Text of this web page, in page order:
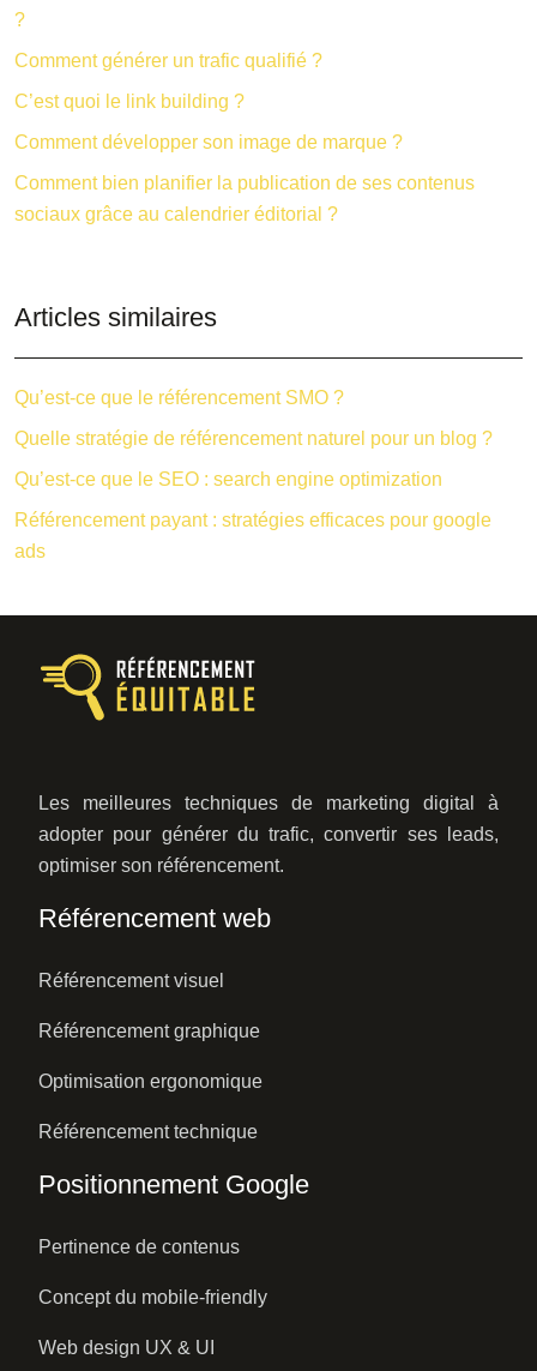
?
Comment générer un trafic qualifié ?
C’est quoi le link building ?
Comment développer son image de marque ?
Comment bien planifier la publication de ses contenus
sociaux grâce au calendrier éditorial ?
Articles similaires
Qu’est-ce que le référencement SMO ?
Quelle stratégie de référencement naturel pour un blog ?
Qu’est-ce que le SEO : search engine optimization
Référencement payant : stratégies efficaces pour google
ads
Les meilleures techniques de marketing digital à
adopter pour générer du trafic, convertir ses leads,
optimiser son référencement.
Référencement web
Référencement visuel
Référencement graphique
Optimisation ergonomique
Référencement technique
Positionnement Google
Pertinence de contenus
Concept du mobile-friendly
Web design UX & UI